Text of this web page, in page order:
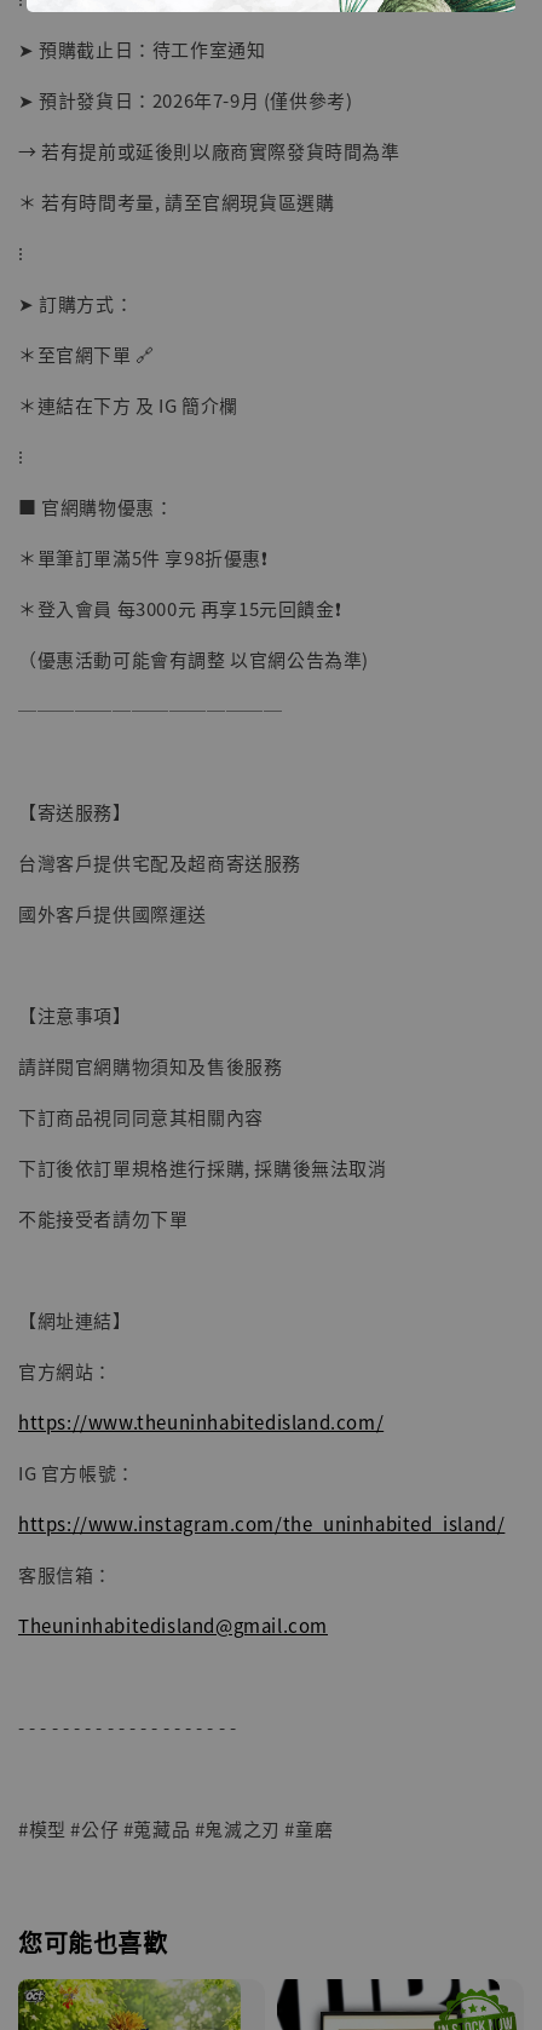
摩 [7STARS Studio]
NT$ 1,500
NT$ 1,870
【現貨】BJSTUDIO 1/6系列可動蒐藏人偶 讓
NT$ 5,300
➤ 預購截止日：待工作室通知
➤ 預計發貨日：2026年7-9月 (僅供參考)
→ 若有提前或延後則以廠商實際發貨時間為準
＊ 若有時間考量, 請至官網現貨區選購
⁝
➤ 訂購方式：
＊至官網下單 🔗
＊連結在下方 及 IG 簡介欄
⁝
■ 官網購物優惠：
＊單筆訂單滿5件 享98折優惠❗️
＊登入會員 每3000元 再享15元回饋金❗️
（優惠活動可能會有調整 以官網公告為準)
──────────────
【寄送服務】
台灣客戶提供宅配及超商寄送服務
國外客戶提供國際運送
【注意事項】
請詳閱官網購物須知及售後服務
下訂商品視同同意其相關內容
下訂後依訂單規格進行採購, 採購後無法取消
不能接受者請勿下單
【網址連結】
官方網站：
https://www.theuninhabitedisland.com/
IG 官方帳號：
https://www.instagram.com/the_uninhabited_island/
客服信箱：
Theuninhabitedisland@gmail.com
- - - - - - - - - - - - - - - - - - - -
#模型 #公仔 #蒐藏品 #鬼滅之刃 #童磨
您可能也喜歡